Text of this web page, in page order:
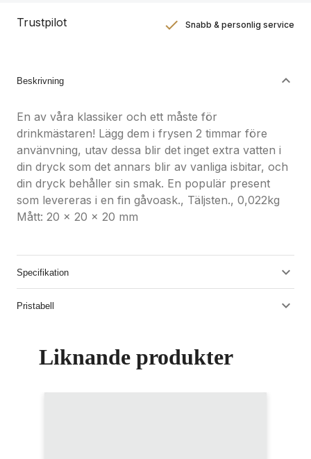
Trustpilot Snabb & personlig service
Beskrivning
En av våra klassiker och ett måste för
drinkmästaren! Lägg dem i frysen 2 timmar före
använvning, utav dessa blir det inget extra vatten i
din dryck som det annars blir av vanliga isbitar, och
din dryck behåller sin smak. En populär present
som levereras i en fin gåvoask., Täljsten., 0,022kg
Mått: 20 x 20 x 20 mm
Specifikation
Pristabell
Liknande produkter